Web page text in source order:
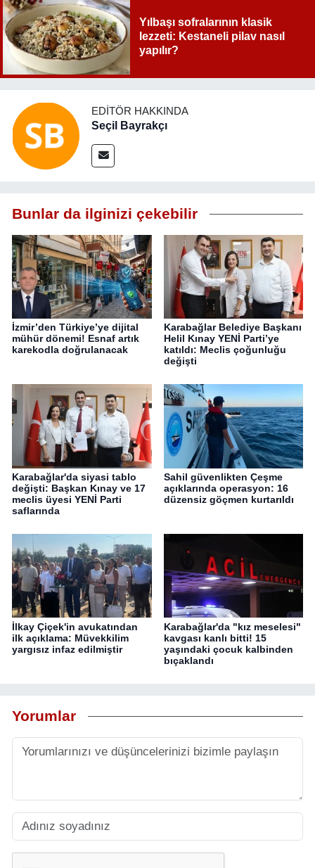
Yılbaşı sofralarının klasik
lezzeti: Kestaneli pilav nasıl
yapılır?
EDITÖR HAKKINDA
Seçil Bayrakçı
Bunlar da ilginizi çekebilir
İzmir’den Türkiye’ye dijital
mühür dönemi! Esnaf artık
karekodla doğrulanacak
Karabağlar Belediye Başkanı
Helil Kınay YENİ Parti’ye
katıldı: Meclis çoğunluğu
değişti
Karabağlar'da siyasi tablo
değişti: Başkan Kınay ve 17
meclis üyesi YENİ Parti
saflarında
Sahil güvenlikten Çeşme
açıklarında operasyon: 16
düzensiz göçmen kurtarıldı
İlkay Çiçek'in avukatından
ilk açıklama: Müvekkilim
yargısız infaz edilmiştir
Karabağlar'da "kız meselesi"
kavgası kanlı bitti! 15
yaşındaki çocuk kalbinden
bıçaklandı
Yorumlar